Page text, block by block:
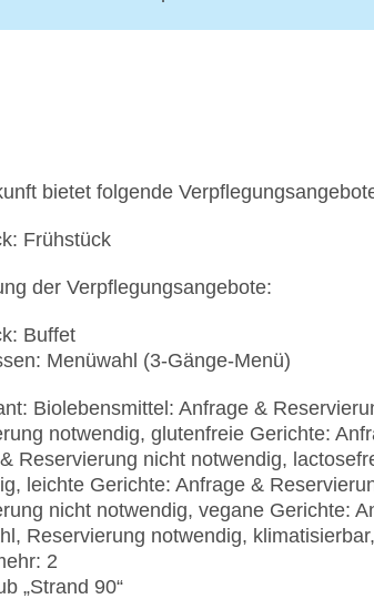
bietet folgende
Frühstück
der Verpflegungsangebote:
Buffet
Menüwahl (3-Gänge-Menü)
Biolebensmittel: Anfrage &
notwendig, glutenfreie Gerichte:
Reservierung nicht notwendig,
leichte Gerichte: Anfrage &
nicht notwendig, vegane Gerichte:
Reservierung notwendig,
2
„Strand 90“